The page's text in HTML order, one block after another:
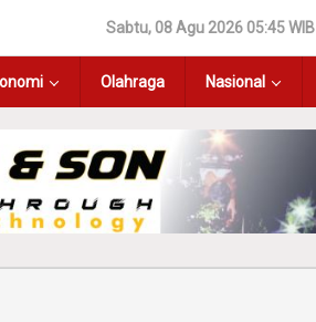
Sabtu, 08 Agu 2026 05:45 WIB
Olahraga Nasional